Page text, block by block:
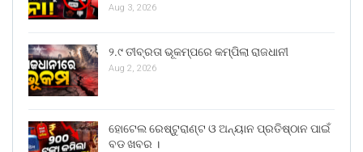
Aug 3, 2026
୨.୯ ତୀବ୍ରତା ଭୂକମ୍ପରେ କମ୍ପିଲା ରାଜଧାନୀ
Aug 2, 2026
ହୋଟେଲ ରେଷ୍ଟୁରାଣ୍ଟ ଓ ଅନ୍ୟାନ ପ୍ରତିଷ୍ଠାନ ପାଇଁ
ବଡ ଖବର ।